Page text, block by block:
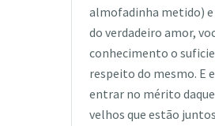
almofadinha metido) e
do verdadeiro amor,
conhecimento o
respeito do mesmo. E
entrar no mérito
velhos que estão